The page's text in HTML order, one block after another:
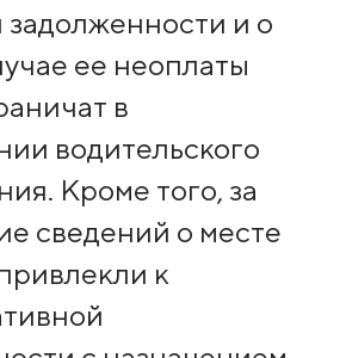
и о
ее неоплаты
в
водительского
Кроме того, за
сведений о месте
к